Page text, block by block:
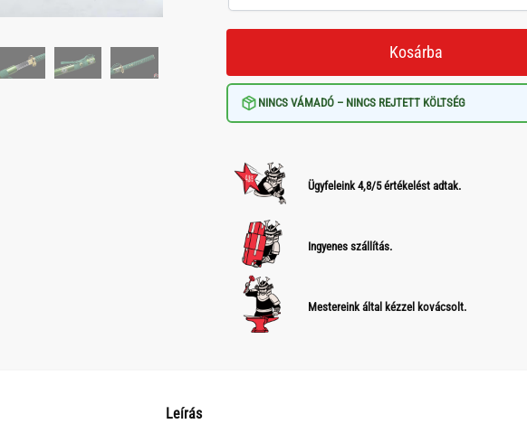
Kosárba
NINCS VÁMADÓ – NINCS REJTETT KÖLTSÉG
Ügyfeleink 4,8/5 értékelést adtak.
Ingyenes szállítás.
Mestereink által kézzel kovácsolt.
Leírás